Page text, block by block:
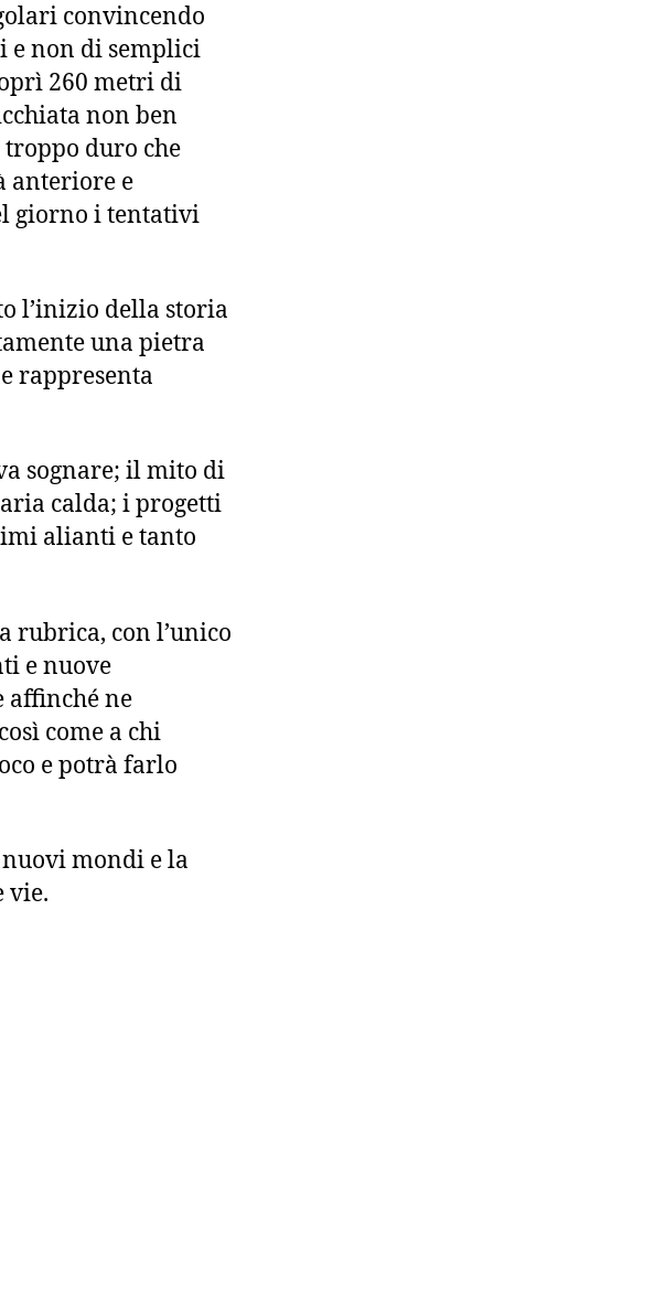
convincendo
e non di semplici
260 metri di
non ben
troppo duro che
anteriore e
giorno i tentativi
l’inizio della storia
una pietra
rappresenta
sognare; il mito di
calda; i progetti
alianti e tanto
rubrica, con l’unico
e nuove
affinché ne
come a chi
e potrà farlo
mondi e la
vie.